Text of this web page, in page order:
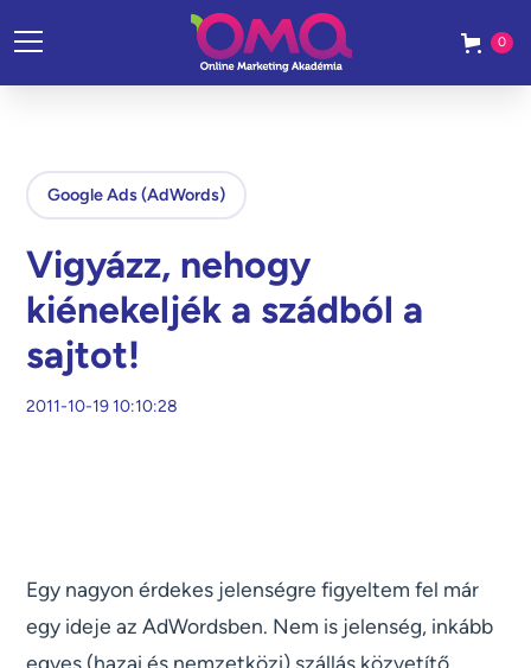
0
Google Ads (AdWords)
Vigyázz, nehogy
kiénekeljék a szádból a
sajtot!
2011-10-19 10:10:28
Egy nagyon érdekes jelenségre figyeltem fel már
egy ideje az AdWordsben. Nem is jelenség, inkább
egyes (hazai és nemzetközi) szállás közvetítő